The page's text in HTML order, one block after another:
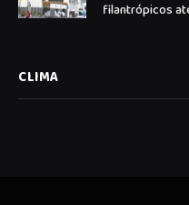
filantrópicos
CLIMA